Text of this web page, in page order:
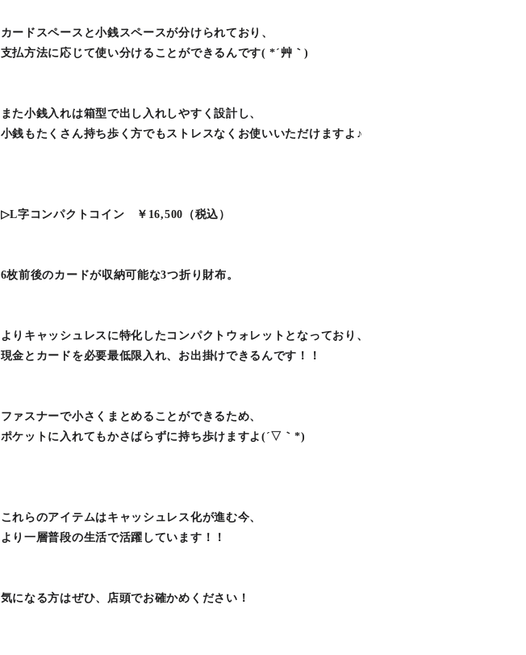
カードスペースと小銭スペースが分けられており、
支払方法に応じて使い分けることができるんです( *´艸｀)
また小銭入れは箱型で出し入れしやすく設計し、
小銭もたくさん持ち歩く方でもストレスなくお使いいただけますよ♪
▷L字コンパクトコイン ￥16,500（税込）
6枚前後のカードが収納可能な3つ折り財布。
よりキャッシュレスに特化したコンパクトウォレットとなっており、
現金とカードを必要最低限入れ、お出掛けできるんです！！
ファスナーで小さくまとめることができるため、
ポケットに入れてもかさばらずに持ち歩けますよ(´▽｀*)
これらのアイテムはキャッシュレス化が進む今、
より一層普段の生活で活躍しています！！
気になる方はぜひ、店頭でお確かめください！